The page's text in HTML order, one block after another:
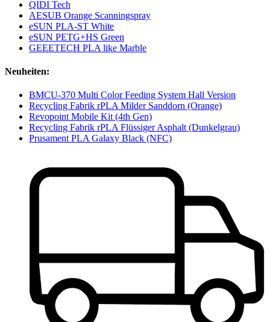
QIDI Tech
AESUB Orange Scanningspray
eSUN PLA-ST White
eSUN PETG+HS Green
GEEETECH PLA like Marble
Neuheiten:
BMCU-370 Multi Color Feeding System Hall Version
Recycling Fabrik rPLA Milder Sanddorn (Orange)
Revopoint Mobile Kit (4th Gen)
Recycling Fabrik rPLA Flüssiger Asphalt (Dunkelgrau)
Prusament PLA Galaxy Black (NFC)